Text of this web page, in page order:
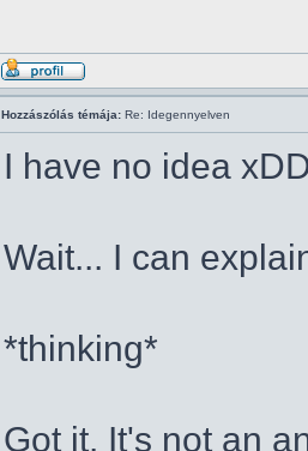
Hozzászólás témája: Re: Idegennyelven
I have no idea
Wait... I can
*thinking*
Got it. It's not an